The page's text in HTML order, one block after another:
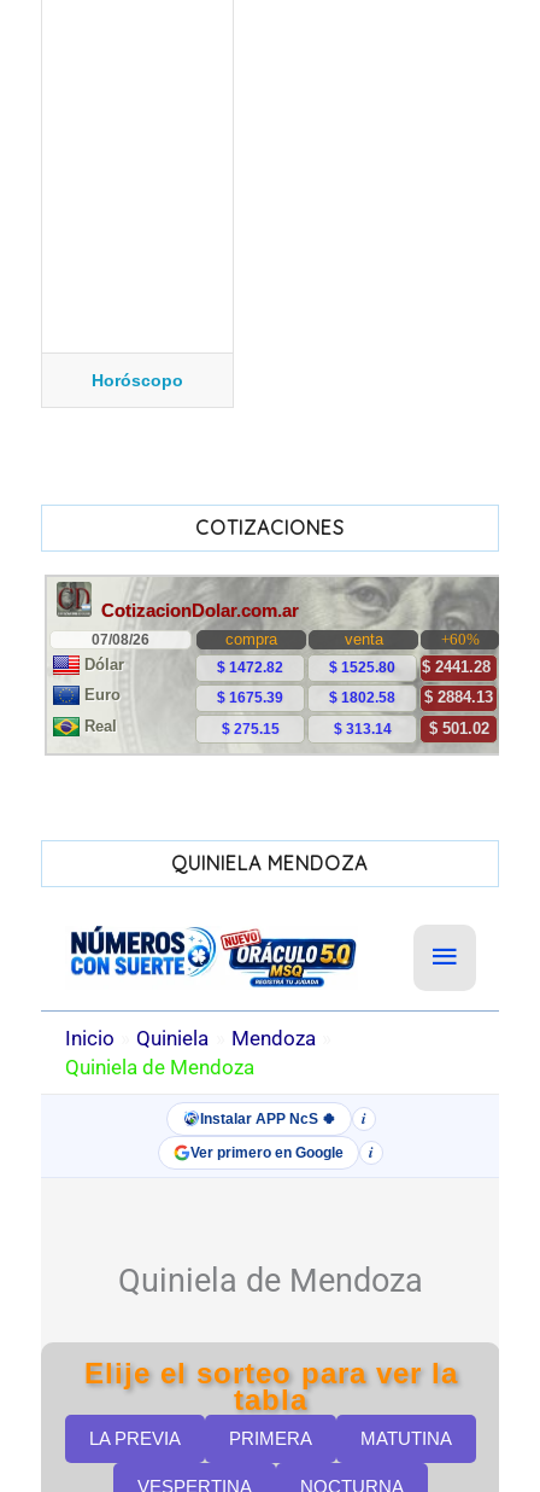
Horóscopo
COTIZACIONES
QUINIELA MENDOZA